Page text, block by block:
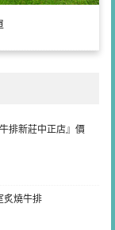
排新莊中正店』價
炙燒牛排